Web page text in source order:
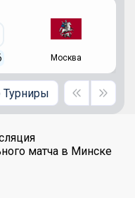
Москва
Турниры
матча в Минске